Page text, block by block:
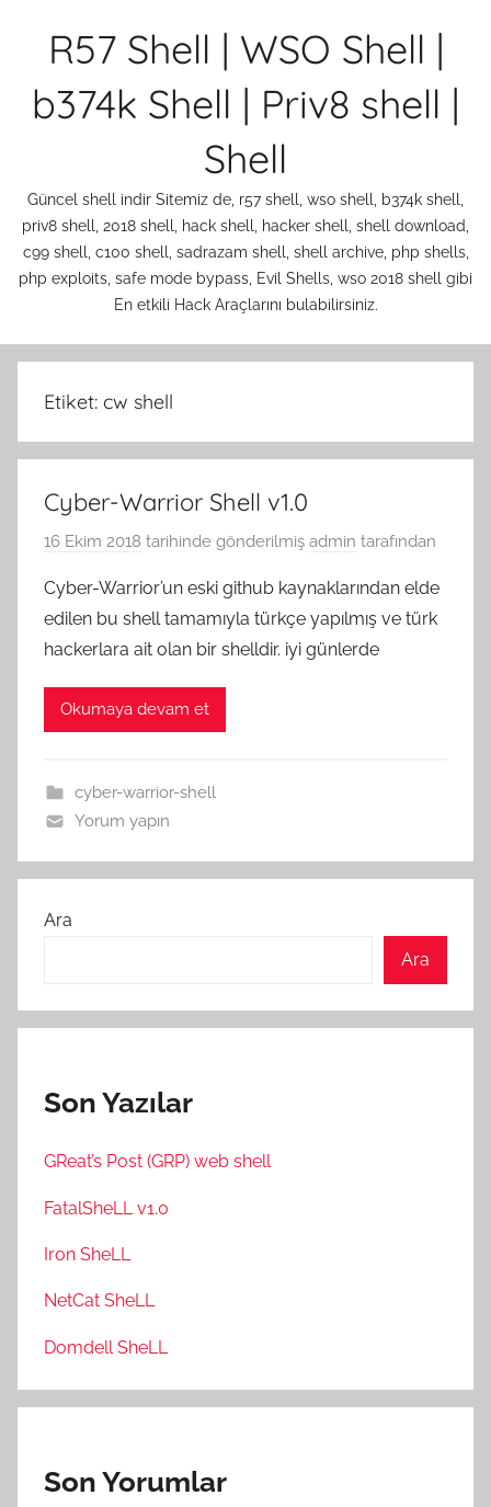
R57 Shell | WSO Shell |
b374k Shell | Priv8 shell |
Shell
Güncel shell indir Sitemiz de, r57 shell, wso shell, b374k shell,
priv8 shell, 2018 shell, hack shell, hacker shell, shell download,
c99 shell, c100 shell, sadrazam shell, shell archive, php shells,
php exploits, safe mode bypass, Evil Shells, wso 2018 shell gibi
En etkili Hack Araçlarını bulabilirsiniz.
Etiket: cw shell
Cyber-Warrior Shell v1.0
16 Ekim 2018 tarihinde gönderilmiş admin tarafından
Cyber-Warrior’un eski github kaynaklarından elde
edilen bu shell tamamıyla türkçe yapılmış ve türk
hackerlara ait olan bir shelldir. iyi günlerde
Okumaya devam et
cyber-warrior-shell
Yorum yapın
Ara
Ara
Son Yazılar
GReat’s Post (GRP) web shell
FatalSheLL v1.0
Iron SheLL
NetCat SheLL
Domdell SheLL
Son Yorumlar